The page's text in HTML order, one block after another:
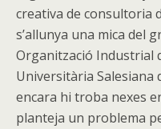
creativa de consultoria
s’allunya una mica del
Organització Industrial
Universitària Salesiana
encara hi troba nexes
planteja un problema